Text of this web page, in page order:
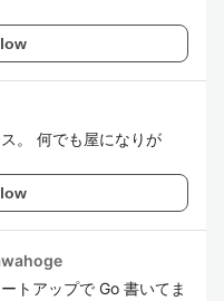
。 何でも屋になりが
トアップで Go 書いてま